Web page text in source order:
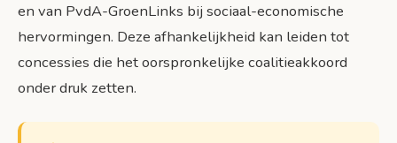
en van PvdA-GroenLinks bij sociaal-economische
hervormingen. Deze afhankelijkheid kan leiden tot
concessies die het oorspronkelijke coalitieakkoord
onder druk zetten.